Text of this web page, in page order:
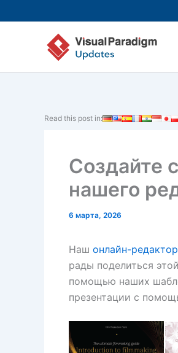
к
содержимому
Read this post in:
Создайте
нашего
6 марта, 2026
Наш онлайн-
рады поделиться
помощью наших
презентации с